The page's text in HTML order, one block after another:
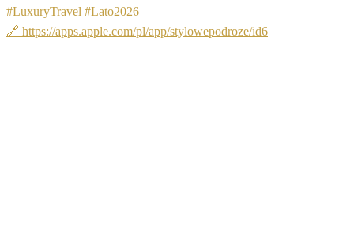
🔗 https://apps.apple.com/pl/app/stylowepodroze/id6